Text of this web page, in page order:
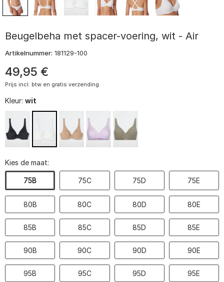
Beugelbeha met spacer-voering, wit - Air
Artikelnummer: 181129-100
49,95 €
Prijs incl. btw en gratis verzending.
Kleur: wit
Kies de maat:
75B 75C 75D 75E
80B 80C 80D 80E
85B 85C 85D 85E
90B 90C 90D 90E
95B 95C 95D 95E